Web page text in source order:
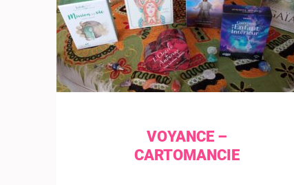
VOYANCE –
CARTOMANCIE